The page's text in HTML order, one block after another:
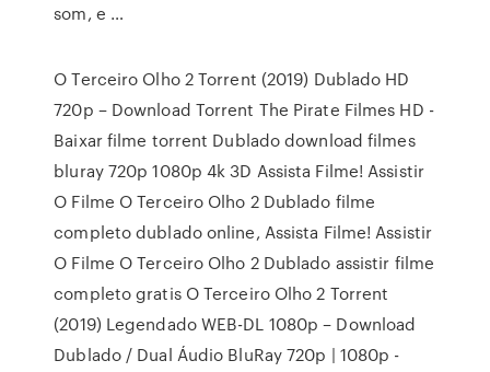
som, e …
O Terceiro Olho 2 Torrent (2019) Dublado HD
720p – Download Torrent The Pirate Filmes HD -
Baixar filme torrent Dublado download filmes
bluray 720p 1080p 4k 3D Assista Filme! Assistir
O Filme O Terceiro Olho 2 Dublado filme
completo dublado online, Assista Filme! Assistir
O Filme O Terceiro Olho 2 Dublado assistir filme
completo gratis O Terceiro Olho 2 Torrent
(2019) Legendado WEB-DL 1080p – Download
Dublado / Dual Áudio BluRay 720p | 1080p -